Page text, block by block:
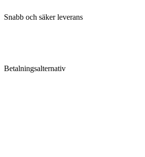
Snabb och säker leverans
Betalningsalternativ